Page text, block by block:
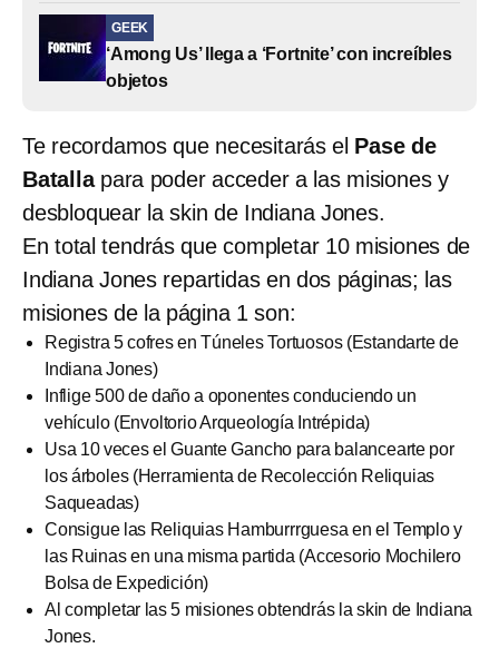
GEEK
‘Among Us’ llega a ‘Fortnite’ con increíbles
objetos
Te recordamos que necesitarás el Pase de
Batallapara poder acceder a las misiones y
desbloquear la skin de Indiana Jones.
En total tendrás que completar 10 misiones de
Indiana Jones repartidas en dos páginas; las
misiones de la página 1 son:
Registra 5 cofres en Túneles Tortuosos (Estandarte de
Indiana Jones)
Inflige 500 de daño a oponentes conduciendo un
vehículo (Envoltorio Arqueología Intrépida)
Usa 10 veces el Guante Gancho para balancearte por
los árboles (Herramienta de Recolección Reliquias
Saqueadas)
Consigue las Reliquias Hamburrrguesa en el Templo y
las Ruinas en una misma partida (Accesorio Mochilero
Bolsa de Expedición)
Al completar las 5 misiones obtendrás la skin de Indiana
Jones.